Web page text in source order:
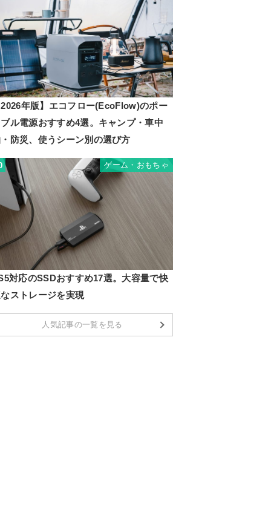
年版】エコフロー(EcoFlow)のポー
ル電源おすすめ4選。キャンプ・車中
防災、使うシーン別の選び方
ゲーム・おもちゃ
対応のSSDおすすめ17選。大容量で快
ストレージを実現
人気記事の一覧を見る